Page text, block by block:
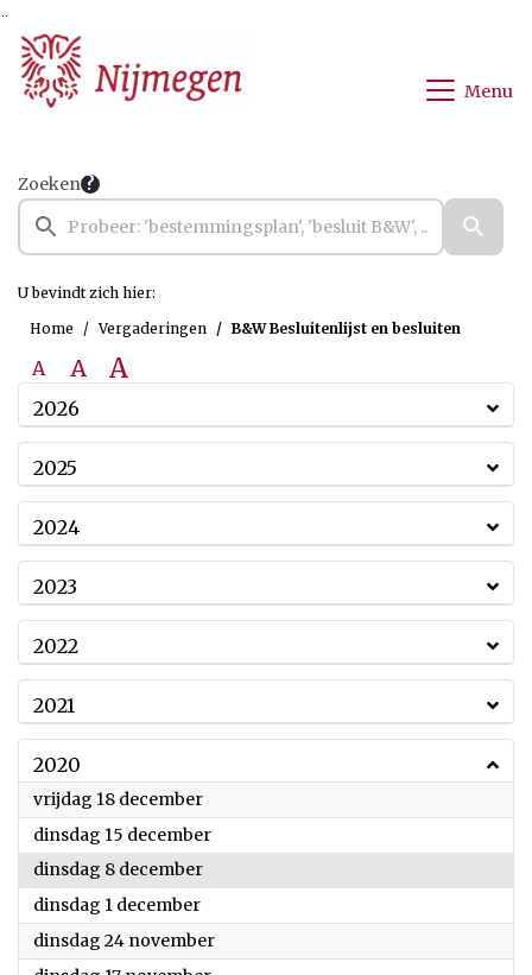
Menu
Zoeken
U bevindt zich hier:
Home
Vergaderingen B&W Besluitenlijst en besluiten
A A A
2026
2025
2024
2023
2022
2021
2020
vrijdag 18 december2020
dinsdag 15 december2020
dinsdag 8 december2020
dinsdag 1 december2020
dinsdag 24 november2020